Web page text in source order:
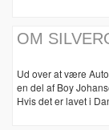
OM
Ud over at være
en del af Boy
Hvis det er lavet i